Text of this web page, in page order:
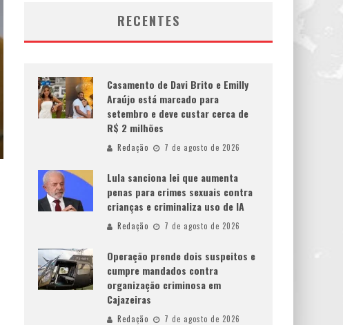
RECENTES
Casamento de Davi Brito e Emilly
Araújo está marcado para
setembro e deve custar cerca de
R$ 2 milhões
Redação 7 de agosto de 2026
Lula sanciona lei que aumenta
penas para crimes sexuais contra
crianças e criminaliza uso de IA
Redação 7 de agosto de 2026
Operação prende dois suspeitos e
cumpre mandados contra
organização criminosa em
Cajazeiras
Redação 7 de agosto de 2026